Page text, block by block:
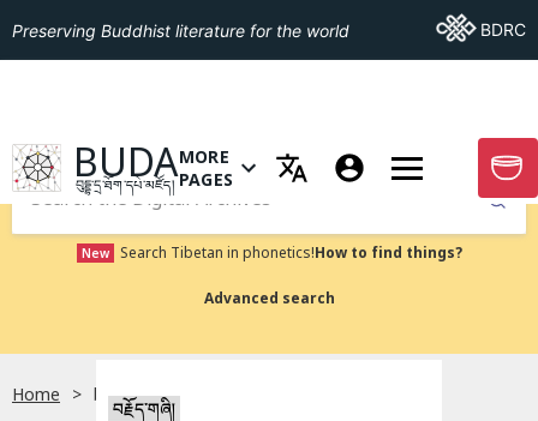
Preserving Buddhist literature for the world Go ToBDRC
GO TO HOMEPAGE
BUDA
བུདྡྷ་དྲ་ཐོག་དཔེ་མཛོད།
OPEN MENU OF MORE PAGES
MORE
PAGES
GO
Submit
New Search Tibetan in phonetics!How to find things?
Advanced search
Home bdr:T759
བརྗོད་གཞི།